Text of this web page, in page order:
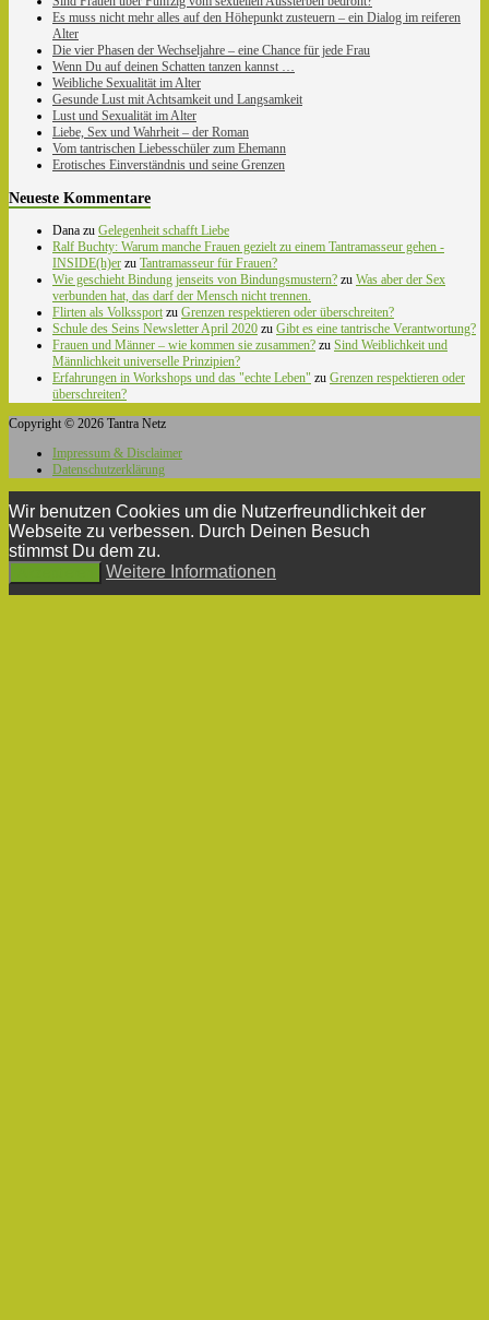
Es muss nicht mehr alles auf den Höhepunkt zusteuern – ein Dialog im reiferen
Alter
Die vier Phasen der Wechseljahre – eine Chance für jede Frau
Wenn Du auf deinen Schatten tanzen kannst …
Weibliche Sexualität im Alter
Gesunde Lust mit Achtsamkeit und Langsamkeit
Lust und Sexualität im Alter
Liebe, Sex und Wahrheit – der Roman
Vom tantrischen Liebesschüler zum Ehemann
Erotisches Einverständnis und seine Grenzen
Neueste Kommentare
Dana zu Gelegenheit schafft Liebe
Ralf Buchty: Warum manche Frauen gezielt zu einem Tantramasseur gehen -
INSIDE(h)er zu Tantramasseur für Frauen?
Wie geschieht Bindung jenseits von Bindungsmustern? zu Was aber der Sex
verbunden hat, das darf der Mensch nicht trennen.
Flirten als Volkssport zu Grenzen respektieren oder überschreiten?
Schule des Seins Newsletter April 2020 zu Gibt es eine tantrische Verantwortung?
Frauen und Männer – wie kommen sie zusammen? zu Sind Weiblichkeit und
Männlichkeit universelle Prinzipien?
Erfahrungen in Workshops und das "echte Leben" zu Grenzen respektieren oder
überschreiten?
Copyright © 2026 Tantra Netz
Impressum & Disclaimer
Datenschutzerklärung
Wir benutzen Cookies um die Nutzerfreundlichkeit der
Webseite zu verbessen. Durch Deinen Besuch
stimmst Du dem zu.
Weitere Informationen